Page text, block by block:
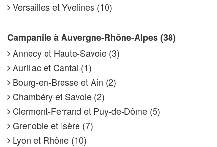
Versailles et Yvelines (10)
Campanile à Auvergne-Rhône-Alpes (38)
Annecy et Haute-Savoie (3)
Aurillac et Cantal (1)
Bourg-en-Bresse et Ain (2)
Chambéry et Savoie (2)
Clermont-Ferrand et Puy-de-Dôme (5)
Grenoble et Isère (7)
Lyon et Rhône (10)